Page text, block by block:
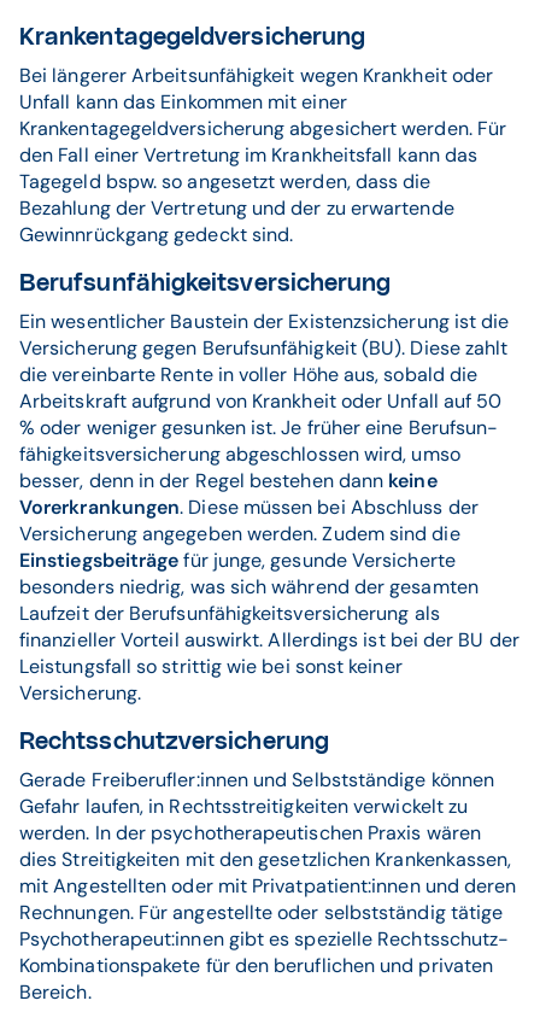
Krankentagegeldversicherung
Bei längerer Arbeitsunfähigkeit wegen Krankheit oder
Unfall kann das Einkommen mit einer
Krankentagegeldversicherung abgesichert werden. Für
den Fall einer Vertretung im Krankheitsfall kann das
Tagegeld bspw. so angesetzt werden, dass die
Bezahlung der Vertretung und der zu erwartende
Gewinnrückgang gedeckt sind.
Berufsunfähigkeitsversicherung
Ein wesentlicher Baustein der Existenzsicherung ist die
Versicherung gegen Berufsunfähigkeit (BU). Diese zahlt
die vereinbarte Rente in voller Höhe aus, sobald die
Arbeitskraft aufgrund von Krankheit oder Unfall auf 50
% oder weniger gesunken ist. Je früher eine Be­rufs­un­
fähig­keits­ver­siche­rung abgeschlossen wird, umso
besser, denn in der Regel bestehen dann keine
Vorerkrankungen. Diese müssen bei Abschluss der
Versicherung angegeben werden. Zudem sind die
Einstiegsbeiträgefür junge, gesunde Versicherte
besonders niedrig, was sich während der gesamten
Laufzeit der Be­rufs­un­fähig­keits­ver­siche­rung als
finanzieller Vorteil auswirkt. Allerdings ist bei der BU der
Leistungsfall so strittig wie bei sonst keiner
Versicherung.
Rechtsschutzversicherung
Gerade Freiberufler:innen und Selbstständige können
Gefahr laufen, in Rechtsstreitigkeiten verwickelt zu
werden. In der psychotherapeutischen Praxis wären
dies Streitigkeiten mit den gesetzlichen Krankenkassen,
mit Angestellten oder mit Privatpatient:innen und deren
Rechnungen. Für angestellte oder selbstständig tätige
Psychotherapeut:innen gibt es spezielle Rechtsschutz-
Kombinationspakete für den beruflichen und privaten
Bereich.